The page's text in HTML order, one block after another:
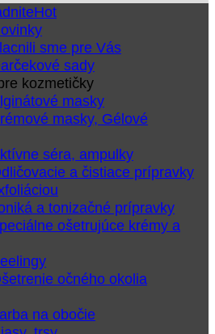
sme pre Vás
sady
kozmetičky
masky
masky, Gélové
séra, ampulky
a čistiace prípravky
a tonizačné prípravky
ošetrujúce krémy a
očného okolia
na obočie